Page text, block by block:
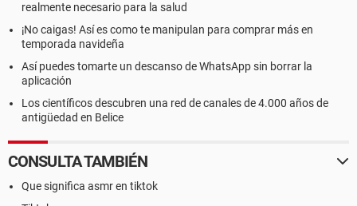
realmente necesario para la salud
¡No caigas! Así es como te manipulan para comprar más en
temporada navideña
Así puedes tomarte un descanso de WhatsApp sin borrar la
aplicación
Los científicos descubren una red de canales de 4.000 años de
antigüedad en Belice
CONSULTA TAMBIÉN
Que significa asmr en tiktok